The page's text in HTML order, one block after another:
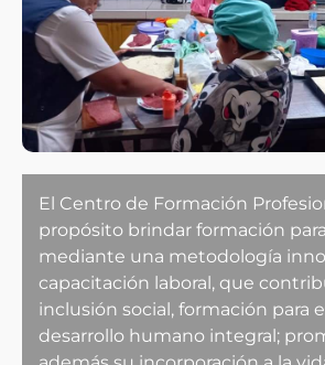
El Centro de Formación
propósito brindar formación
mediante una metodología
capacitación laboral, que
inclusión social, formación para
desarrollo humano integral;